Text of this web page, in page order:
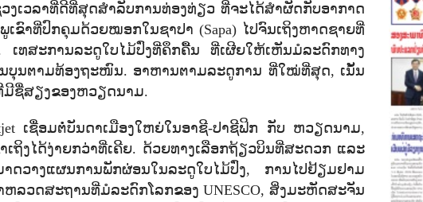
ງເວລາທີ່ດີທີ່ສຸດສຳລັບການທ່ອງທ່ຽວ ທີ່ຈະໄດ້ສໍາຜັດກັບອາກາດ
ເຂົາທີ່ປົກຄຸມດ້ວຍໝອກໃນຊາປາ (Sapa) ໄປຈົນເຖິງຫາດຊາຍທີ່
ເທສະການລະດູໃບໄມ້ປົ່ງທີ່ຄຶກຄື້ນ ທີ່ເຜີຍໃຫ້ເຫັນມໍລະດົກທາງ
ບຸນຕາມທ້ອງຖະໜົນ. ອາຫານຕາມລະດູການ ທີ່ໃໝ່ທີ່ສຸດ, ເນັ້ນ
ມີຊື່ສຽງຂອງຫວຽດນາມ.
ເຊື່ອມຕໍ່ບັນດາເມືອງໃຫຍ່ໃນອາຊີ-ປາຊີຟິກ ກັບ ຫວຽດນາມ,
ຖິງໄດ້ງ່າຍກວ່າທີ່ເຄີຍ. ດ້ວຍທາງເລືອກຖ້ຽວບິນທີ່ສະດວກ ແລະ
ດວາງແຜນການພັກຜ່ອນໃນລະດູໃບໄມ້ປົ່ງ, ການໄປຢ້ຽມຢາມ
ຫລວດສະຖານທີ່ມໍລະດົກໂລກຂອງUNESCO,ສິ່ງມະຫັດສະຈັນ